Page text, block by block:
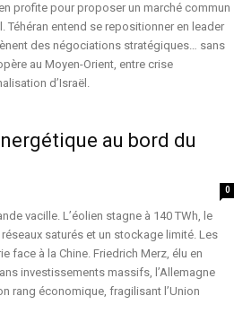
profite pour proposer un marché commun
Téhéran entend se repositionner en leader
des négociations stratégiques… sans
au Moyen-Orient, entre crise
d’Israël.
au bord du
0
vacille. L’éolien stagne à 140 TWh, le
saturés et un stockage limité. Les
face à la Chine. Friedrich Merz, élu en
investissements massifs, l’Allemagne
rang économique, fragilisant l’Union